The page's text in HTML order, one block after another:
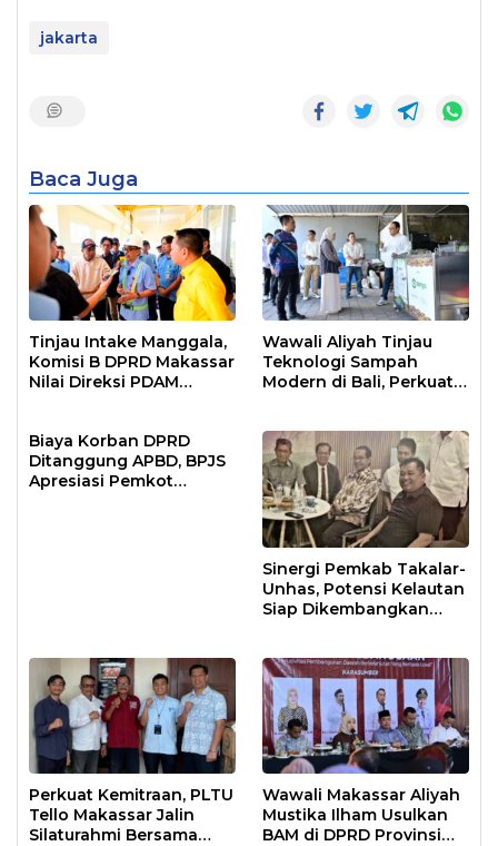
jakarta
Baca Juga
Tinjau Intake Manggala,
Komisi B DPRD Makassar
Nilai Direksi PDAM
Wawali Aliyah Tinjau
Teknologi Sampah
Modern di Bali, Perkuat
Biaya Korban DPRD
Ditanggung APBD, BPJS
Apresiasi Pemkot
Sinergi Pemkab Takalar-
Unhas, Potensi Kelautan
Siap Dikembangkan
Perkuat Kemitraan, PLTU
Tello Makassar Jalin
Silaturahmi Bersama
Wawali Makassar Aliyah
Mustika Ilham Usulkan
BAM di DPRD Provinsi